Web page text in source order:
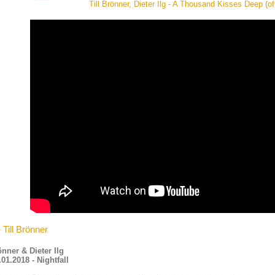
Till Brönner, Dieter Ilg - A Thousand Kisses Deep
Till Brönner
& Dieter Ilg
- Nightfall